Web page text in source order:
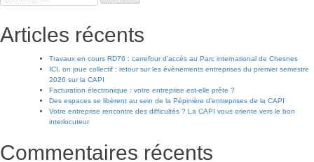
Articles récents
Travaux en cours RD76 : carrefour d’accès au Parc international de Chesnes
ICI, on joue collectif : retour sur les évènements entreprises du premier semestre
2026 sur la CAPI
Facturation électronique : votre entreprise est-elle prête ?
Des espaces se libèrent au sein de la Pépinière d’entreprises de la CAPI
Votre entreprise rencontre des difficultés ? La CAPI vous oriente vers le bon
interlocuteur
Commentaires récents